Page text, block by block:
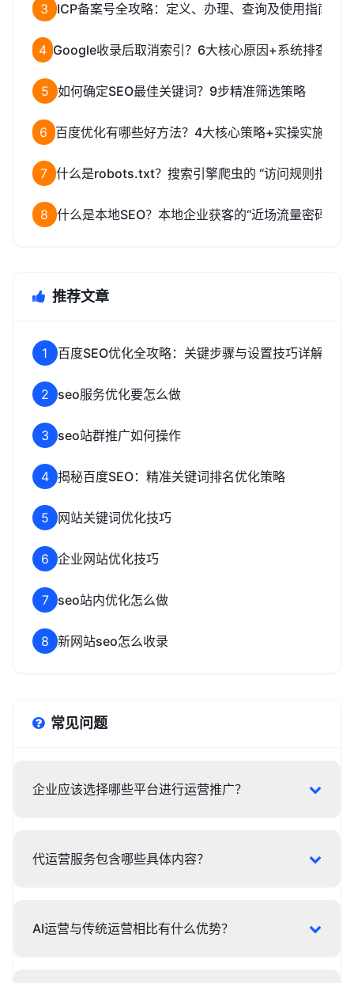
3 ICP备案号全攻略：定义、办理、查询及使用指南
4 Google收录后取消索引？6大核心原因+系统排查解
5 如何确定SEO最佳关键词？9步精准筛选策略
6 百度优化有哪些好方法？4大核心策略+实操实施指南
7 什么是robots.txt？搜索引擎爬虫的 “访问规则指南”
8 什么是本地SEO？本地企业获客的“近场流量密码”
推荐文章
1 百度SEO优化全攻略：关键步骤与设置技巧详解
2 seo服务优化要怎么做
3 seo站群推广如何操作
4 揭秘百度SEO：精准关键词排名优化策略
5 网站关键词优化技巧
6 企业网站优化技巧
7 seo站内优化怎么做
8 新网站seo怎么收录
常见问题
企业应该选择哪些平台进行运营推广？
代运营服务包含哪些具体内容？
AI运营与传统运营相比有什么优势？